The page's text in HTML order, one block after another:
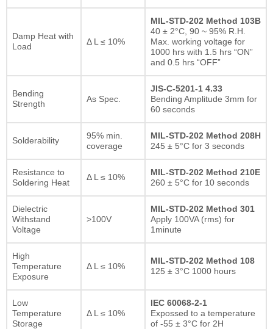
Damp Heat with
Load
Δ L ≤ 10%
MIL-STD-202 Method 103B
40 ± 2°C, 90 ~ 95% R.H.
Max. working voltage for
1000 hrs with 1.5 hrs “ON”
and 0.5 hrs “OFF”
Bending
Strength
As Spec.
JIS-C-5201-1 4.33
Bending Amplitude 3mm for
60 seconds
Solderability
95% min.
coverage
MIL-STD-202 Method 208H
245 ± 5°C for 3 seconds
Resistance to
Soldering Heat
Δ L ≤ 10%
MIL-STD-202 Method 210E
260 ± 5°C for 10 seconds
Dielectric
Withstand
Voltage
>100V
MIL-STD-202 Method 301
Apply 100VA (rms) for
1minute
High
Temperature
Exposure
Δ L ≤ 10%
MIL-STD-202 Method 108
125 ± 3°C 1000 hours
Low
Temperature
Storage
Δ L ≤ 10%
IEC 60068-2-1
Expossed to a temperature
of -55 ± 3°C for 2H